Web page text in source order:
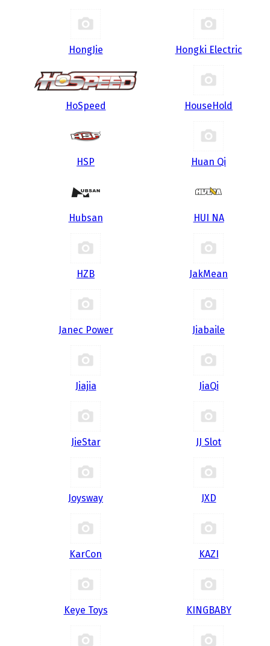
HongJie Hongki Electric
HoSpeed HouseHold
HSP Huan Qi
Hubsan HUI NA
HZB JakMean
Janec Power Jiabaile
Jiajia JiaQi
JieStar JJ Slot
Joysway JXD
KarCon KAZI
Keye Toys KINGBABY